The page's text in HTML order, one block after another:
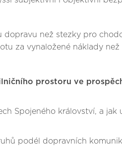
než stezky pro
za vynaložené náklady
prostoru ve
Spojeného království, a jak
podél dopravních